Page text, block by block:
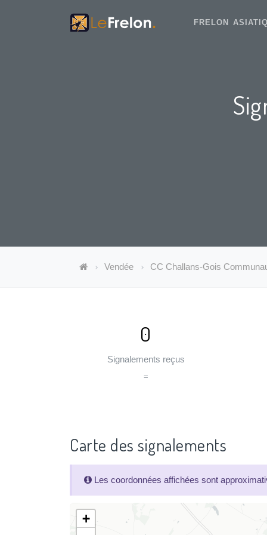
FRELON
Vendée CC Challans-Gois
0
Signalements reçus
=
Carte des signalements
Les coordonnées affichées sont
+